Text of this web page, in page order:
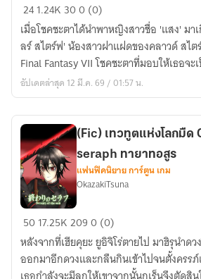
Final
Fantasy
VII
Fanfiction
]
Circuit
241.24K 300 (0)
เมื่อโชคชะตาได้นำพาหญิงสาวชื่อ 'แสง' มา
ลร์ สไตร์ฟ' น้องสาวฝาแฝดของคลาวด์ สไต
Final Fantasy VII โชคชะตาที่มอบให้เธอจะ
อัปเดตล่าสุด 12 มี.ค. 69 / 01:57 น.
(Fic)
เทวทูต
แห่ง
โลก
(Fic) เทวทูตแห่งโลกมืด
seraph ทายาทอสูร
แฟนฟิคนิยาย การ์ตูน เกม
OkazakiTsuna
5017.25K2090 (0)
หลังจากที่เฮียคุยะ ยูอิจิโร่ตายไป มาฮิรุนำ
ออกมาอีกดวงและกลืนกินเข้าไปจนตั้งครร